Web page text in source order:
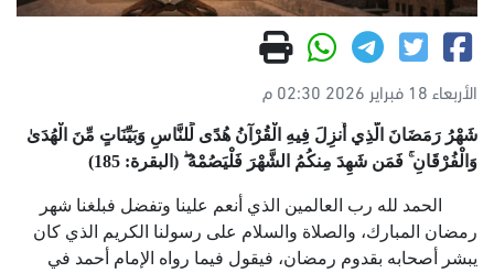
الأربعاء 18 فبراير 2026 02:30 م
شَهْرُ رَمَضَانَ الَّذِي أُنزِلَ فِيهِ الْقُرْآنُ هُدًى لِّلنَّاسِ وَبَيِّنَاتٍ مِّنَ الْهُدَىٰ
وَالْفُرْقَانِ ۚ فَمَن شَهِدَ مِنكُمُ الشَّهْرَ فَلْيَصُمْهُ ۖ (البقرة: 185
)
الحمد لله رب العالمين الذي أنعم علينا وتفضل فبلغنا شهر
رمضان المبارك، والصلاة والسلام على رسولنا الكريم الذي كان
يبشر أصحابه بقدوم رمضان، فيقول فيما رواه الإمام أحمد في